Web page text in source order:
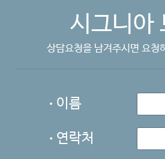
시그니아
상담요청을 남겨주시면 요청
이름
연락처